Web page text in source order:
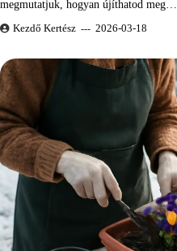
megmutatjuk, hogyan újíthatod meg…
Kezdő Kertész 2026-03-18